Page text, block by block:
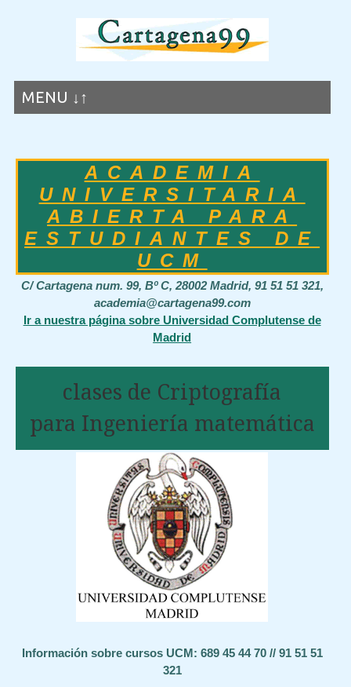
MENU ↓↑
ACADEMIA
UNIVERSITARIA
ABIERTA PARA
ESTUDIANTES DE
UCM
C/ Cartagena num. 99, Bº C, 28002 Madrid, 91 51 51 321,
academia@cartagena99.com
Ir a nuestra página sobre Universidad Complutense de
Madrid
clases de Criptografía
para Ingeniería matemática
Información sobre cursos UCM: 689 45 44 70 // 91 51 51
321